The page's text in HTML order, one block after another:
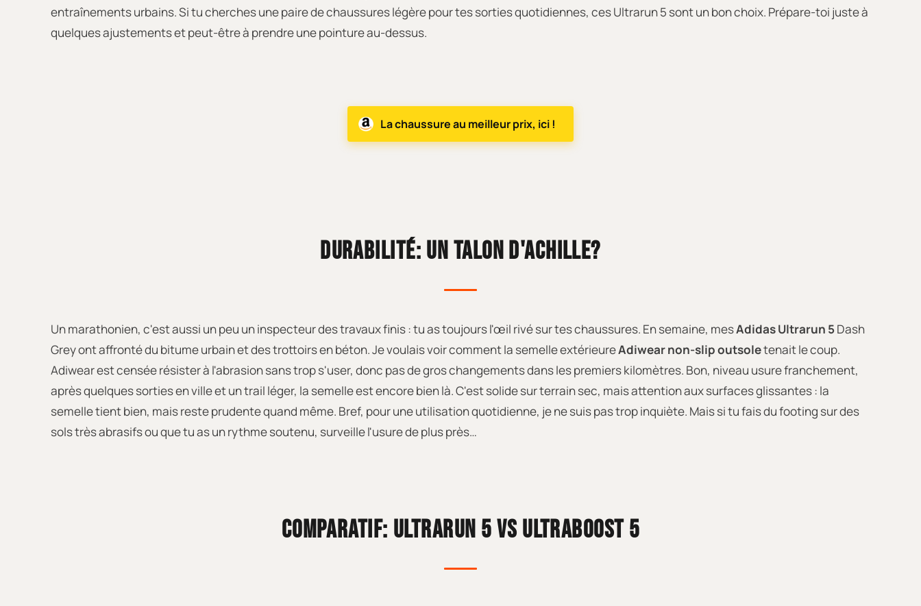
entraînements urbains. Si tu cherches une paire de chaussures légère pour tes sorties quotidiennes, ces Ultrarun 5 sont un bon choix. Prépare-toi juste à
quelques ajustements et peut-être à prendre une pointure au-dessus.
La chaussure au meilleur prix, ici !
DURABILITÉ: UN TALON D'ACHILLE?
Un marathonien, c'est aussi un peu un inspecteur des travaux finis : tu as toujours l'œil rivé sur tes chaussures. En semaine, mesAdidas Ultrarun 5Dash
Grey ont affronté du bitume urbain et des trottoirs en béton. Je voulais voir comment la semelle extérieureAdiwear non-slip outsoletenait le coup.
Adiwear est censée résister à l'abrasion sans trop s'user, donc pas de gros changements dans les premiers kilomètres. Bon, niveau usure franchement,
après quelques sorties en ville et un trail léger, la semelle est encore bien là. C'est solide sur terrain sec, mais attention aux surfaces glissantes : la
semelle tient bien, mais reste prudente quand même. Bref, pour une utilisation quotidienne, je ne suis pas trop inquiète. Mais si tu fais du footing sur des
sols très abrasifs ou que tu as un rythme soutenu, surveille l'usure de plus près…
COMPARATIF: ULTRARUN 5 VS ULTRABOOST 5